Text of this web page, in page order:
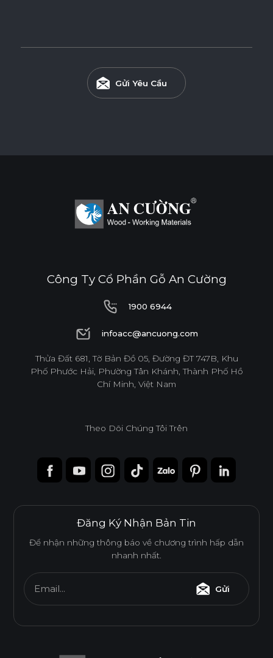
Gửi Yêu Cầu
Công Ty Cổ Phần Gỗ An Cường
1900 6944
1900 6944
infoacc@ancuong.com
infoacc@ancuong.com
Thửa Đất 681, Tờ Bản Đồ 05, Đường ĐT 747B, Khu
Phố Phước Hải, Phường Tân Khánh, Thành Phố Hồ
Chí Minh, Việt Nam
Theo Dõi Chúng Tôi Trên
Đăng Ký Nhận Bản Tin
Để nhận những thông báo về chương trình hấp dẫn
nhanh nhất.
Email... Gửi